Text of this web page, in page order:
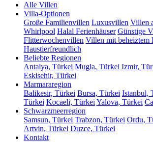
Alle Villen
Villa-Optionen
Große Familienvillen Luxusvillen Villen
Whirlpool Halal Ferienhäuser Günstige
Flitterwochenvillen Villen mit beheiztem
Haustierfreundlich
Beliebte Regionen
Antalya, Türkei Mugla, Türkei Izmir,
Eskisehir, Türkei
Marmararegion
Balikesir, Türkei Bursa, Türkei Istanbul,
Türkei Kocaeli, Türkei Yalova, Türkei
Schwarzmeerregion
Samsun, Türkei Trabzon, Türkei Ordu,
Artvin, Türkei Duzce, Türkei
Kontakt